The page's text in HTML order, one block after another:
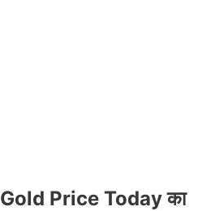
Gold Price Today का